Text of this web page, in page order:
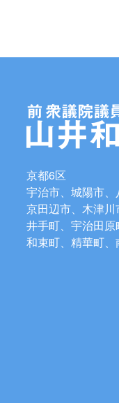
京都6区
宇治市、城陽市、
京田辺市、木津川
井手町、宇治田原
和束町、精華町